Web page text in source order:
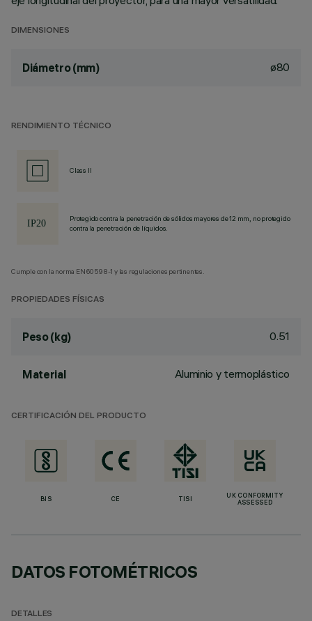
DIMENSIONES
Diámetro (mm) ø80
RENDIMIENTO TÉCNICO
Class II
Protegido contra la penetración de sólidos mayores de 12 mm, no protegido
contra la penetración de líquidos.
Cumple con la norma EN60598-1 y las regulaciones pertinentes.
PROPIEDADES FÍSICAS
Peso (kg) 0.51
Material Aluminio y termoplástico
CERTIFICACIÓN DEL PRODUCTO
BIS CE TISI
UK CONFORMITY
ASSESSED
DATOS FOTOMÉTRICOS
DETALLES